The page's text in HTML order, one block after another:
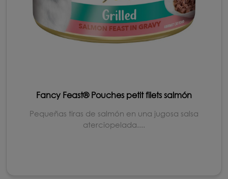
Fancy Feast® Pouches petit filets salmón
Pequeñas tiras de salmón en una jugosa salsa
aterciopelada....